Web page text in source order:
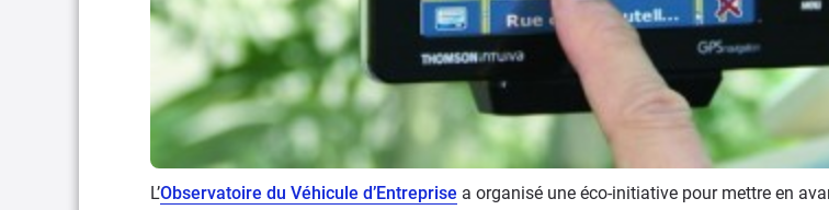
L’Observatoire du Véhicule d’Entreprise a organisé une éco-initiative pour mettre en